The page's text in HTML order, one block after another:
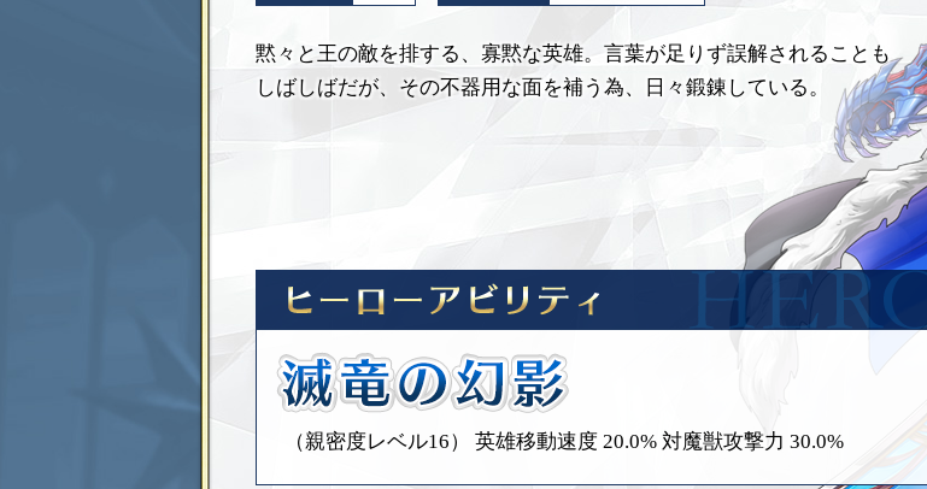
黙々と王の敵を排する、寡黙な英雄。言葉が足りず誤解されることも
しばしばだが、その不器用な面を補う為、日々鍛錬している。
（親密度レベル16） 英雄移動速度 20.0% 対魔獣攻撃力 30.0%